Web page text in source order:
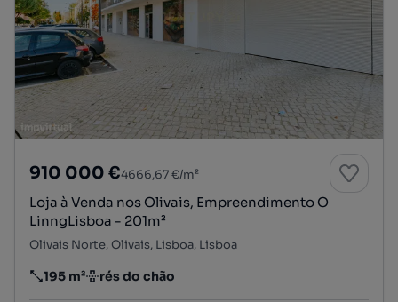
910 000 €4666,67 €/m²
Loja à Venda nos Olivais, Empreendimento O
LinngLisboa - 201m²
Olivais Norte, Olivais, Lisboa, Lisboa
Preço por metro quadrado
195 m²
Andar rés do chão